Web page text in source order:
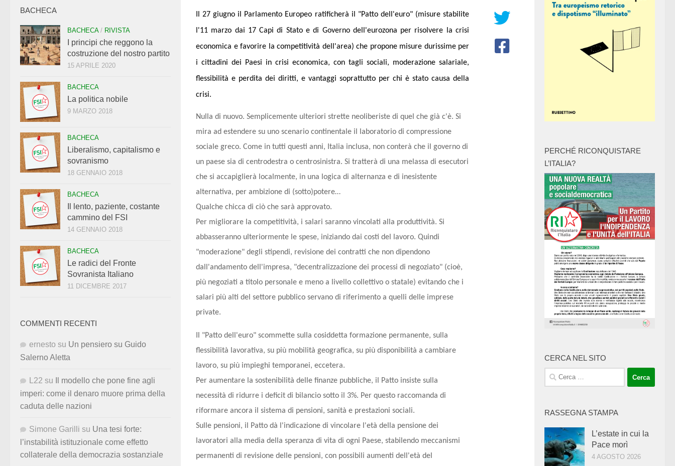
Il 27 giugno il Parlamento Europeo ratificherà il "Patto dell'euro" (misure stabilite
l'11 marzo dai 17 Capi di Stato e di Governo dell'eurozona per risolvere la crisi
economica e favorire la competitività dell'area) che propone misure durissime per
i cittadini dei Paesi in crisi economica, con tagli sociali, moderazione salariale,
flessibilità e perdita dei diritti, e vantaggi soprattutto per chi è stato causa della
crisi.
Nulla di nuovo. Semplicemente ulteriori strette neoliberiste di quel che già c'è. Si
mira ad estendere su uno scenario continentale il laboratorio di compressione
sociale greco. Come in tutti questi anni, Italia inclusa, non conterà che il governo di
un paese sia di centrodestra o centrosinistra. Si tratterà di una melassa di esecutori
che si accapiglierà localmente, in una logica di alternanza e di inesistente
alternativa, per ambizione di (sotto)potere…
Qualche chicca di ciò che sarà approvato.
Per migliorare la competitività, i salari saranno vincolati alla produttività. Si
abbasseranno ulteriormente le spese, iniziando dai costi del lavoro. Quindi
"moderazione" degli stipendi, revisione dei contratti che non dipendono
dall'andamento dell'impresa, "decentralizzazione dei processi di negoziato" (cioè,
più negoziati a titolo personale e meno a livello collettivo o statale) evitando che i
salari più alti del settore pubblico servano di riferimento a quelli delle imprese
private.
Il "Patto dell'euro" scommette sulla cosiddetta formazione permanente, sulla
flessibilità lavorativa, su più mobilità geografica, su più disponibilità a cambiare
lavoro, su più impieghi temporanei, eccetera.
Per aumentare la sostenibilità delle finanze pubbliche, il Patto insiste sulla
necessità di ridurre i deficit di bilancio sotto il 3%. Per questo raccomanda di
riformare ancora il sistema di pensioni, sanità e prestazioni sociali.
Sulle pensioni, il Patto dà l'indicazione di vincolare l'età della pensione dei
lavoratori alla media della speranza di vita di ogni Paese, stabilendo meccanismi
permanenti di revisione delle pensioni, con possibili aumenti dell'età del
BACHECA
BACHECA/ RIVISTA
I principi che reggono la
costruzione del nostro partito
15 APRILE 2020
BACHECA
La politica nobile
9 MARZO 2018
BACHECA
Liberalismo, capitalismo e
sovranismo
18 GENNAIO 2018
BACHECA
Il lento, paziente, costante
cammino del FSI
14 GENNAIO 2018
BACHECA
Le radici del Fronte
Sovranista Italiano
11 DICEMBRE 2017
COMMENTI RECENTI
ernesto su Un pensiero su Guido
Salerno Aletta
L22 su
Il modello che pone fine agli
imperi: come il denaro muore prima della
caduta delle nazioni
Simone Garilli su Una tesi forte:
l’instabilità istituzionale come effetto
collaterale della democrazia sostanziale
PERCHÉ RICONQUISTARE
L’ITALIA?
CERCA NEL SITO
Ricerca
per:
RASSEGNA STAMPA
L’estate in cui la
Pace morì
4 AGOSTO 2026